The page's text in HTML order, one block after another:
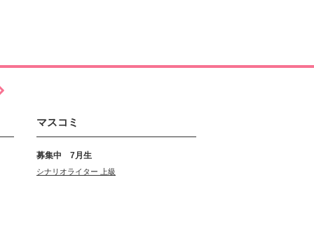
マスコミ
募集中 7月生
シナリオライター 上級